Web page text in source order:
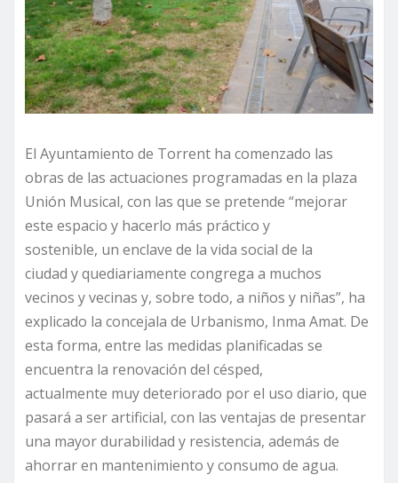
El Ayuntamiento de Torrent ha comenzado las
obras de las actuaciones programadas en la plaza
Unión Musical, con las que se pretende “mejorar
este espacio y hacerlo más práctico y
sostenible, un enclave de la vida social de la
ciudad y quediariamente congrega a muchos
vecinos y vecinas y, sobre todo, a niños y niñas”, ha
explicado la concejala de Urbanismo, Inma Amat. De
esta forma, entre las medidas planificadas se
encuentra la renovación del césped,
actualmente muy deteriorado por el uso diario, que
pasará a ser artificial, con las ventajas de presentar
una mayor durabilidad y resistencia, además de
ahorrar en mantenimiento y consumo de agua.